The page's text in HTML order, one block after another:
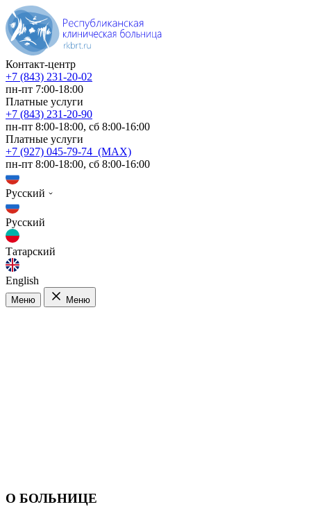
Контакт-центр
+7 (843) 231-20-02
пн-пт 7:00-18:00
Платные услуги
+7 (843) 231-20-90
пн-пт 8:00-18:00, сб 8:00-16:00
Платные услуги
+7 (927) 045-79-74 (MAX)
пн-пт 8:00-18:00, сб 8:00-16:00
Русский
Русский
Татарский
English
Меню Меню
О БОЛЬНИЦЕ